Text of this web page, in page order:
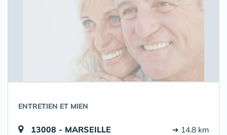
ENTRETIEN ET MIEN
13008 - MARSEILLE ➔ 14.8 km